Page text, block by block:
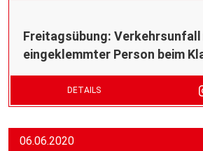
Freitagsübung:
eingeklemmter Person beim
DETAILS
06.06.2020